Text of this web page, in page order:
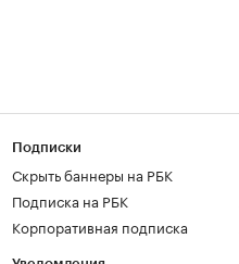
Подписки
Скрыть баннеры на РБК
Подписка на РБК
Корпоративная подписка